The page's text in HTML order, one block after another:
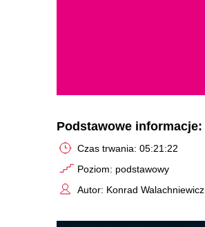
Podstawowe informacje:
Czas trwania: 05:21:22
Poziom: podstawowy
Autor: Konrad Walachniewicz